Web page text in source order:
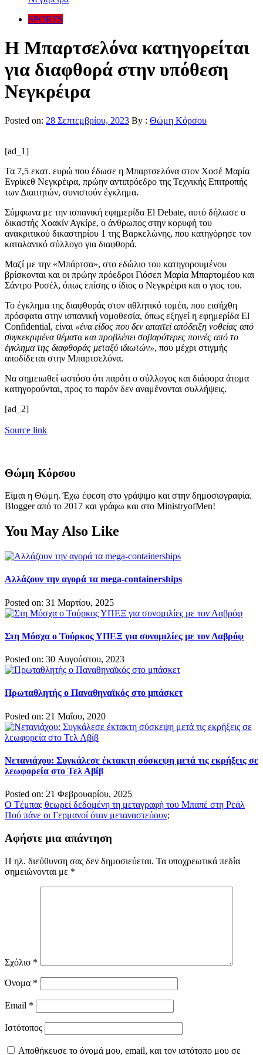
SPORTS
Η Μπαρτσελόνα κατηγορείται
για διαφθορά στην υπόθεση
Νεγκρέιρα
Posted on: 28 Σεπτεμβρίου, 2023 By : Θώμη Κόρσου
[ad_1]
Τα 7,5 εκατ. ευρώ που έδωσε η Μπαρτσελόνα στον Χοσέ Μαρία
Ενρίκεθ Νεγκρέιρα, πρώην αντιπρόεδρο της Τεχνικής Επιτροπής
των Διαιτητών, συνιστούν έγκλημα.
Σύμφωνα με την ισπανική εφημερίδα El Debate, αυτό δήλωσε ο
δικαστής Χοακίν Αγκίρε, ο άνθρωπος στην κορυφή του
ανακριτικού δικαστηρίου 1 της Βαρκελώνης, που κατηγόρησε τον
καταλανικό σύλλογο για διαφθορά.
Μαζί με την «Μπάρτσα», στο εδώλιο του κατηγορουμένου
βρίσκονται και οι πρώην πρόεδροι Γιόσεπ Μαρία Μπαρτομέου και
Σάντρο Ροσέλ, όπως επίσης ο ίδιος ο Νεγκρέιρα και ο γιος του.
Το έγκλημα της διαφθοράς στον αθλητικό τομέα, που εισήχθη
πρόσφατα στην ισπανική νομοθεσία, όπως εξηγεί η εφημερίδα El
Confidential, είναι «ένα είδος που δεν απαιτεί απόδειξη νοθείας από
συγκεκριμένα θέματα και προβλέπει σοβαρότερες ποινές από το
έγκλημα της διαφθοράς μεταξύ ιδιωτών», που μέχρι στιγμής
αποδίδεται στην Μπαρτσελόνα.
Να σημειωθεί ωστόσο ότι παρότι ο σύλλογος και διάφορα άτομα
κατηγορούνται, προς το παρόν δεν αναμένονται συλλήψεις.
[ad_2]
Source link
Θώμη Κόρσου
Είμαι η Θώμη. Έχω έφεση στο γράψιμο και στην δημοσιογραφία.
Blogger από το 2017 και γράφω και στο MinistryofMen!
You May Also Like
Αλλάζουν την αγορά τα mega-containerships
Posted on: 31 Μαρτίου, 2025
Στη Μόσχα ο Τούρκος ΥΠΕΞ για συνομιλίες με τον Λαβρόφ
Posted on: 30 Αυγούστου, 2023
Πρωταθλητής ο Παναθηναϊκός στο μπάσκετ
Posted on: 21 Μαΐου, 2020
Νετανιάχου: Συγκάλεσε έκτακτη σύσκεψη μετά τις εκρήξεις σε
λεωφορεία στο Τελ Αβίβ
Posted on: 21 Φεβρουαρίου, 2025
Πλοήγηση
άρθρων
O Tέμπας θεωρεί δεδομένη τη μεταγραφή του Μπαπέ στη Ρεάλ
Πού πάνε οι Γερμανοί όταν μεταναστεύουν;
Αφήστε μια απάντηση
Η ηλ. διεύθυνση σας δεν δημοσιεύεται. Τα υποχρεωτικά πεδία
σημειώνονται με *
Σχόλιο *
Όνομα *
Email *
Ιστότοπος
Αποθήκευσε το όνομά μου, email, και τον ιστότοπο μου σε